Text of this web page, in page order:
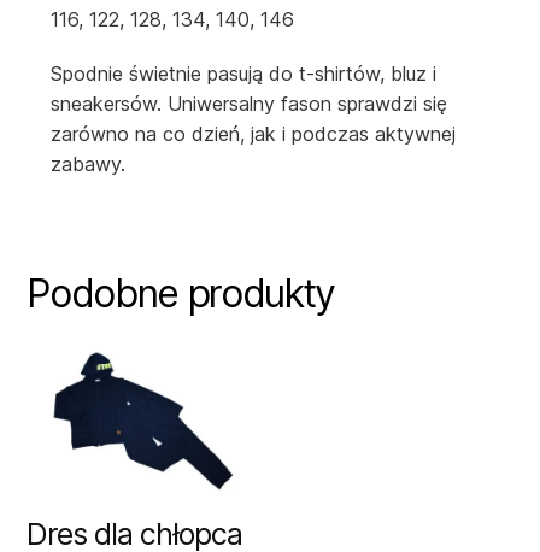
116, 122, 128, 134, 140, 146
Spodnie świetnie pasują do t-shirtów, bluz i
sneakersów. Uniwersalny fason sprawdzi się
zarówno na co dzień, jak i podczas aktywnej
zabawy.
Podobne produkty
Dres dla chłopca